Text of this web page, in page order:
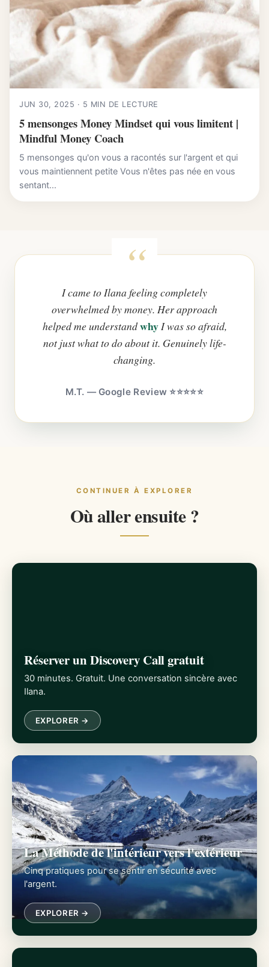
JUN 30, 2025 · 5 MIN DE LECTURE
5 mensonges Money Mindset qui vous limitent |
Mindful Money Coach
5 mensonges qu'on vous a racontés sur l'argent et qui
vous maintiennent petite Vous n'êtes pas née en vous
sentant...
I came to Ilana feeling completely
overwhelmed by money. Her approach
helped me understandwhyI was so afraid,
not just what to do about it. Genuinely life-
changing.
M.T. — Google Review ⭐⭐⭐⭐⭐
CONTINUER À EXPLORER
Où aller ensuite ?
Réserver un Discovery Call gratuit
30 minutes. Gratuit. Une conversation sincère avec
Ilana.
EXPLORER →
La Méthode de l'intérieur vers l'extérieur
Cinq pratiques pour se sentir en sécurité avec
l'argent.
EXPLORER →